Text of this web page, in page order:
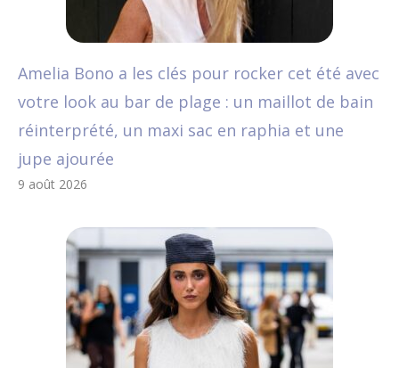
Amelia Bono a les clés pour rocker cet été avec
votre look au bar de plage : un maillot de bain
réinterprété, un maxi sac en raphia et une
jupe ajourée
9 août 2026